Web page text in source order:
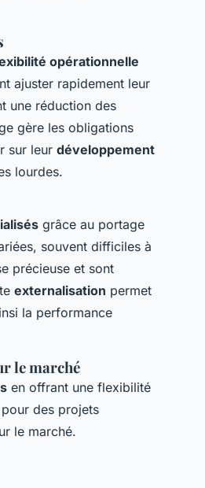
opérationnelle
ajuster rapidement leur
une réduction des
gère les obligations
sur leur développement
lourdes.
grâce au portage
souvent difficiles à
précieuse et sont
externalisation permet
la performance
le marché
en offrant une flexibilité
des projets
le marché.